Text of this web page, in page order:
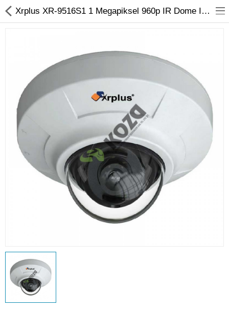
Kameralar
Kayıt Cihazları
Mobil Ürünler
Hırsız Alarm Sistemleri
Yangın Alarm Sistemleri
Aksesuarlar
Plaka Tanıma Sistemi
Xrplus XR-9516S1 1 Megapiksel 960p IR Dome IP Kamera Koza Güvenlik